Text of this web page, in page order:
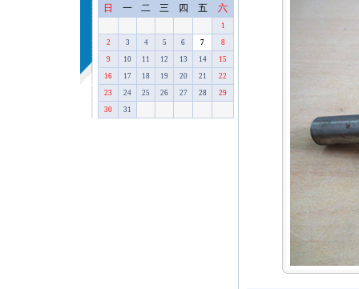
日
一 二 三 四 五 六
1
2 3 4 5 6 7 8
9 10 11 12 13 14 15
16 17 18 19 20 21 22
23 24 25 26 27 28 29
30 31